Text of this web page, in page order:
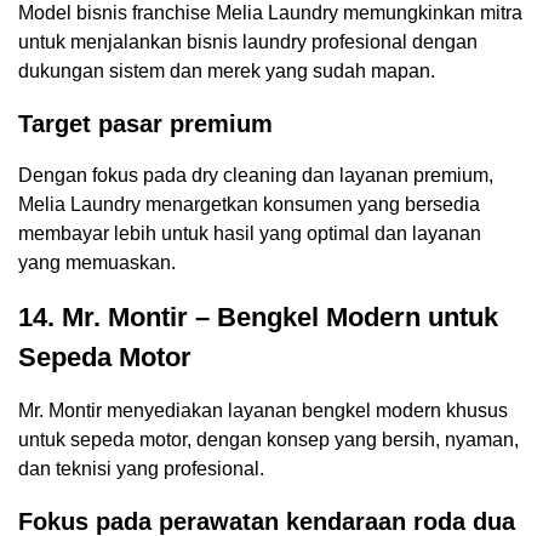
Model bisnis franchise Melia Laundry memungkinkan mitra
untuk menjalankan bisnis laundry profesional dengan
dukungan sistem dan merek yang sudah mapan.
Target pasar premium
Dengan fokus pada dry cleaning dan layanan premium,
Melia Laundry menargetkan konsumen yang bersedia
membayar lebih untuk hasil yang optimal dan layanan
yang memuaskan.
14. Mr. Montir – Bengkel Modern untuk
Sepeda Motor
Mr. Montir menyediakan layanan bengkel modern khusus
untuk sepeda motor, dengan konsep yang bersih, nyaman,
dan teknisi yang profesional.
Fokus pada perawatan kendaraan roda dua